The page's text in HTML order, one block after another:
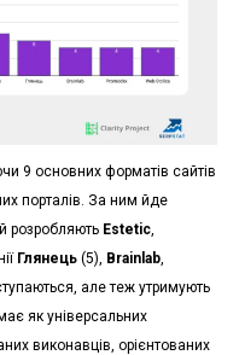
9 основних форматів сайтів
порталів. За ним йде
розробляють Estetic,
Глянець(5), Brainlab,
але теж утримують
як універсальних
виконавців, орієнтованих